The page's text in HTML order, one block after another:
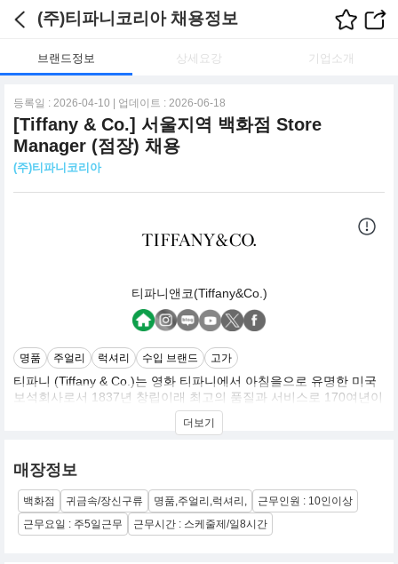
(주)티파니코리아 채용정보
브랜드정보 상세요강 기업소개
등록일 : 2026-04-10 | 업데이트 : 2026-06-18
[Tiffany & Co.] 서울지역 백화점 Store
Manager (점장) 채용
(주)티파니코리아
티파니앤코(Tiffany&Co.)
명품 주얼리 럭셔리 수입 브랜드 고가
티파니 (Tiffany & Co.)는 영화 티파니에서 아침을으로 유명한 미국
보석회사로서 1837년 창립이래 최고의 품질과 서비스로 170여년이
지난 지금까지 꾸준히 사랑받고 있는 브랜드입니다.
여성들의 로망인 블루박스로 대변되는 티파니는 최고의 광채를 자
계, 은소재 선물용품 등 인생의 소중한 순간을 더욱더 빛내줄 다양한
제품들을 판매하고 있습니다.
더보기
매장정보
백화점 귀금속/장신구류 명품,주얼리,럭셔리,
근무인원 : 10인이상
근무요일 : 주5일근무
근무시간 : 스케줄제/일8시간